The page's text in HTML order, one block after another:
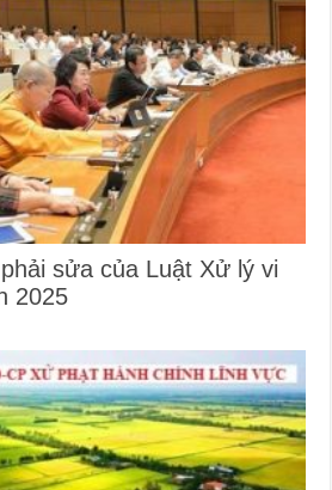
sửa của Luật Xử lý vi
2025